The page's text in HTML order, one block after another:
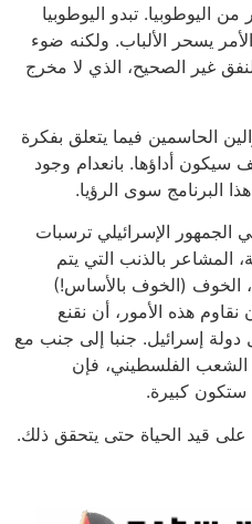
اليوطوبيا. تبدو اليوطوبيا
يسحر الألباب. ولكنه ضوء
غير الصحيح، الذي لا مخرج
الحاسمين فيما يتعلق بفكرة
سيكون أداؤها. بانعدام وجود
البرنامج سوى الرؤيا.
في الجمهور الإسرائيلي ترسبات
المشاعر بالذنب التي يتم
الخوف (الخوف بالأساس!)
نقاوم هذه الأمور، أن نقنع
دولة إسرائيل. جنبا إلى جنب مع
الشعب الفلسطيني، فإن
ستكون كبيرة.
قيد الحياة حتى يتحقق ذلك.